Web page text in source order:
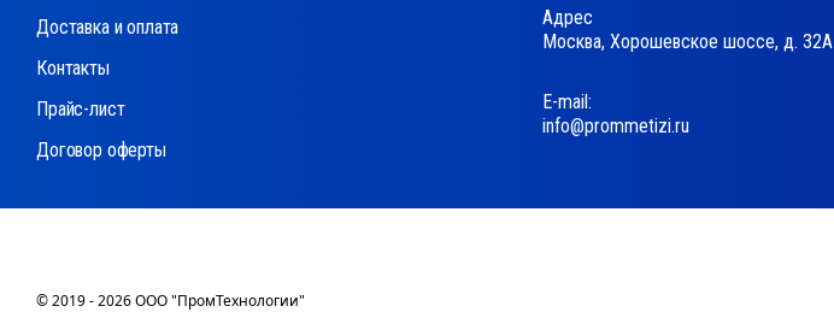
Доставка и оплата
Контакты
Прайс-лист
Договор оферты
Адрес
Москва, Хорошевское шоссе, д. 32А
Е-mail:
info@prommetizi.ru
© 2019 - 2026 ООО "ПромТехнологии"